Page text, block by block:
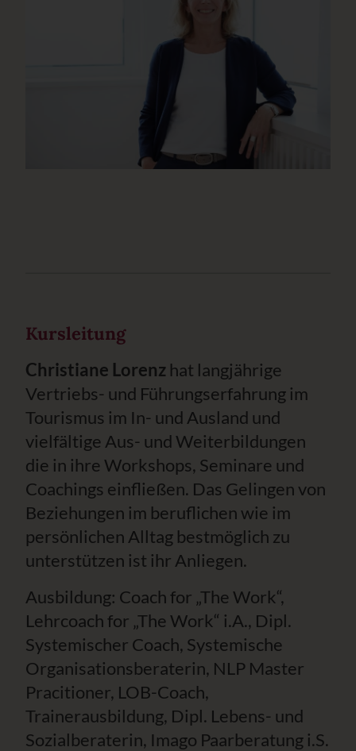
Kursleitung
Christiane Lorenz hat langjährige
Vertriebs- und Führungserfahrung im
Tourismus im In- und Ausland und
vielfältige Aus- und Weiterbildungen
die in ihre Workshops, Seminare und
Coachings einfließen. Das Gelingen von
Beziehungen im beruflichen wie im
persönlichen Alltag bestmöglich zu
unterstützen ist ihr Anliegen.
Ausbildung: Coach for „The Work“,
Lehrcoach for „The Work“ i.A., Dipl.
Systemischer Coach, Systemische
Organisationsberaterin, NLP Master
Pracitioner, LOB-Coach,
Trainerausbildung, Dipl. Lebens- und
Sozialberaterin, Imago Paarberatung i.S.